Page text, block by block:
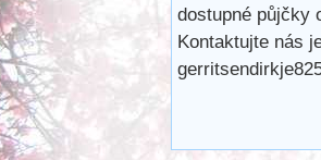
dostupné půjčky
Kontaktujte nás